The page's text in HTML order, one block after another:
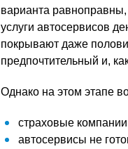
варианта
услуги автосервисов
покрывают даже
предпочтительный и,
Однако на этом этапе
страховые
автосервисы не